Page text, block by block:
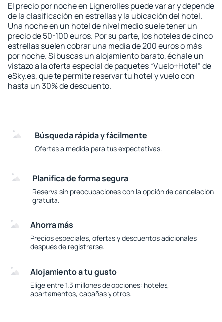
El precio por noche en Lignerolles puede variar y depende
de la clasificación en estrellas y la ubicación del hotel.
Una noche en un hotel de nivel medio suele tener un
precio de 50-100 euros. Por su parte, los hoteles de cinco
estrellas suelen cobrar una media de 200 euros o más
por noche. Si buscas un alojamiento barato, échale un
vistazo a la oferta especial de paquetes “Vuelo+Hotel“ de
eSky.es, que te permite reservar tu hotel y vuelo con
hasta un 30% de descuento.
Búsqueda rápida y fácilmente
Ofertas a medida para tus expectativas.
Planifica de forma segura
Reserva sin preocupaciones con la opción de cancelación
gratuita.
Ahorra más
Precios especiales, ofertas y descuentos adicionales
después de registrarse.
Alojamiento a tu gusto
Elige entre 1.3 millones de opciones: hoteles,
apartamentos, cabañas y otros.